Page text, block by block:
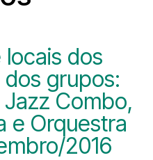
locais dos
grupos:
Combo,
e Orquestra
2016